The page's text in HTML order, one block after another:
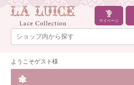
マイページ
ようこそゲスト様
傘